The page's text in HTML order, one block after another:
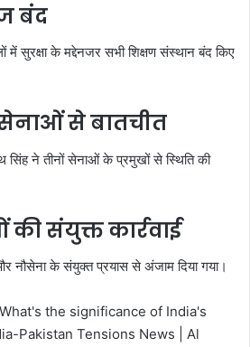
बंद
सुरक्षा के मद्देनजर सभी शिक्षण संस्थान बंद किए
सेनाओं से बातचीत
सिंह ने तीनों सेनाओं के प्रमुखों से स्थिति की
की संयुक्त कार्रवाई
के संयुक्त प्रयास से अंजाम दिया गया।